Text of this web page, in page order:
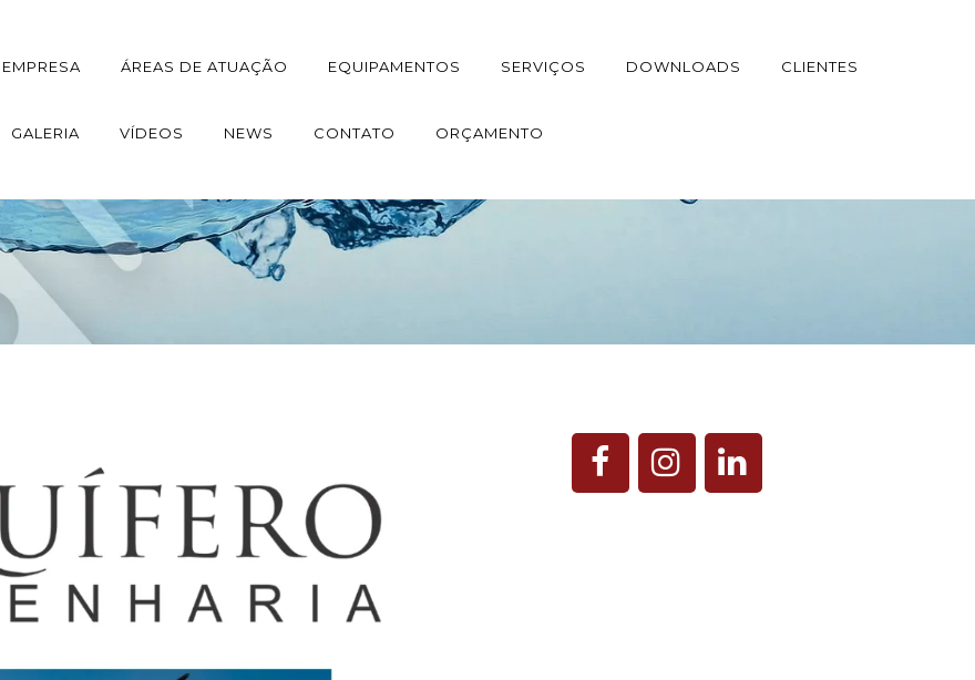
EMPRESA ÁREAS DE ATUAÇÃO EQUIPAMENTOS SERVIÇOS DOWNLOADS CLIENTES
GALERIA VÍDEOS NEWS CONTATO ORÇAMENTO